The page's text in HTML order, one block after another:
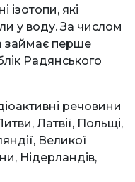
ізотопи, які
у воду. За числом
займає перше
Радянського
речовини
Латвії, Польщі,
Великої
Нідерландів,